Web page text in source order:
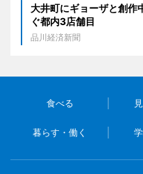
大井町にギョーザと創
ぐ都内3店舗目
品川経済新聞
食べる
暮らす・働く